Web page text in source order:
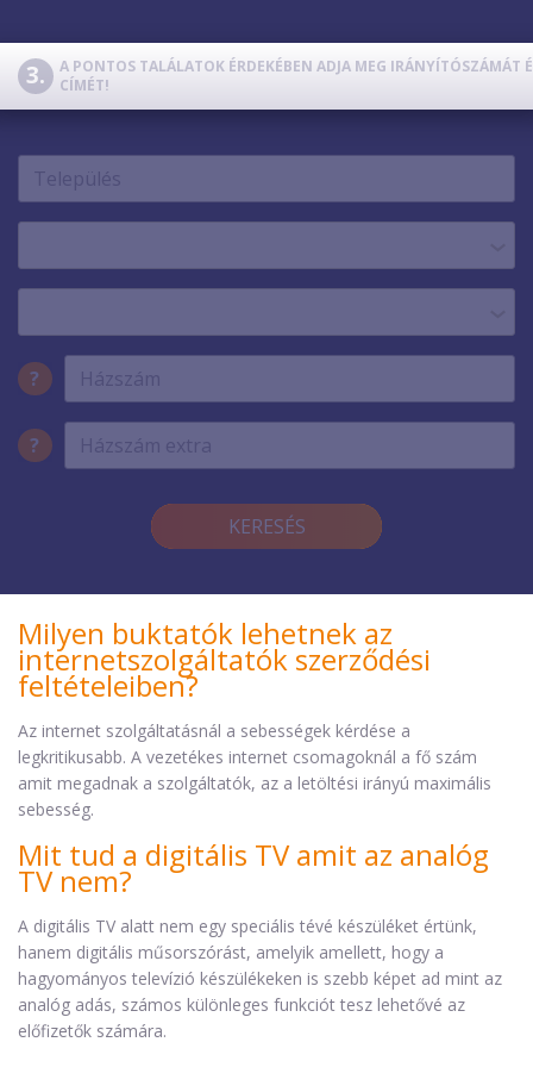
TV
TELEFON
SZERVER
A PONTOS TALÁLATOK ÉRDEKÉBEN ADJA MEG IRÁNYÍTÓSZÁMÁT
CÍMÉT!
?
?
KERESÉS
Milyen buktatók lehetnek az
internetszolgáltatók szerződési
feltételeiben?
Az internet szolgáltatásnál a sebességek kérdése a
legkritikusabb. A vezetékes internet csomagoknál a fő szám
amit megadnak a szolgáltatók, az a letöltési irányú maximális
sebesség.
Mit tud a digitális TV amit az analóg
TV nem?
A digitális TV alatt nem egy speciális tévé készüléket értünk,
hanem digitális műsorszórást, amelyik amellett, hogy a
hagyományos televízió készülékeken is szebb képet ad mint az
analóg adás, számos különleges funkciót tesz lehetővé az
előfizetők számára.